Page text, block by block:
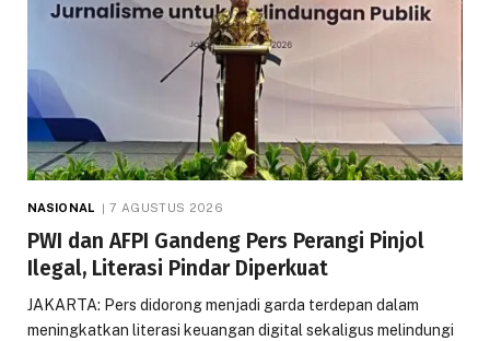
NASIONAL 7 AGUSTUS 2026
PWI dan AFPI Gandeng Pers Perangi Pinjol
Ilegal, Literasi Pindar Diperkuat
JAKARTA: Pers didorong menjadi garda terdepan dalam
meningkatkan literasi keuangan digital sekaligus melindungi